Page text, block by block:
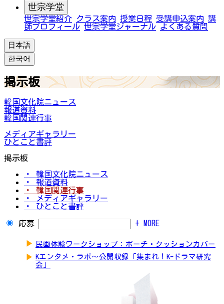
世宗学堂
世宗学堂紹介 クラス案内 授業日程 受講申込案内 講
師プロフィール 世宗学堂ジャーナル よくある質問
日本語
한국어
掲示板
韓国文化院ニュース
報道資料
韓国関連行事
メディアギャラリー
ひとこと書評
掲示板
・ 韓国文化院ニュース
・ 報道資料
・ 韓国関連行事
・ メディアギャラリー
・ ひとこと書評
応募 + MORE
▶ 民画体験ワークショップ：ポーチ・クッションカバー
▶ Kエンタメ・ラボ～公開収録「集まれ！K-ドラマ研究
会」